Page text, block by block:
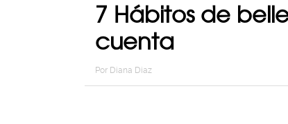
7 Hábitos de
cuenta
Por Diana Diaz